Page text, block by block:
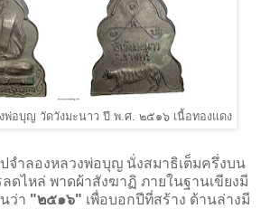
พ่อบุญ วัดวังมะนาว ปี พ.ศ. ๒๕๑๖ เนื้อทองแดง
ปจำลองหลวงพ่อบุญ นั่งสมาธิเต็มครึ่งบน
ดไหล่ พาดผ้าสังฆาฏิ ภายในฐานเขียงมี
ว่า "๒๕๑๖" เพื่อบอกปีที่สร้าง ด้านล่างมี